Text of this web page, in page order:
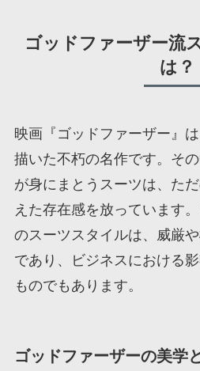
ゴッドファーザー流
は？
映画『ゴッドファーザー』
描いた不朽の名作です。そ
が身にまとうスーツは、た
えた存在感を放っています
のスーツスタイルは、威厳
であり、ビジネスにおける
ものでもあります。
ゴッドファーザーの美学